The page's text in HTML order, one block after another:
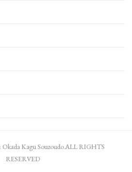
Kagu Souzoudo.ALL RIGHTS
RESERVED